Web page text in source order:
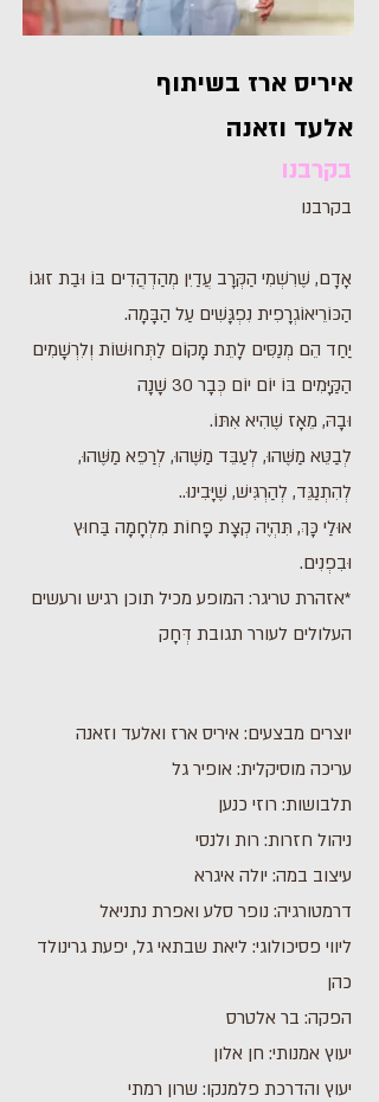
איריס ארז בשיתוף
אלעד וזאנה
בקרבנו
בקרבנו
אָדָם, שֶׁרִשְׁמִי הַקְּרָב עֲדַיִן מְהַדְהֲדִים בּוֹ וּבַת זוּגוֹ
הַכּוֹרֵיאוֹגְרָפִית נִפְגָּשִׁים עַל הַבָּמָה.
יַחַד הֵם מְנַסִּים לָתֵת מָקוֹם לַתְּחוּשׁוֹת וְלִרְשָׁמִים
הַקַּיָּמִים בּוֹ יוֹם יוֹם כְּבָר 30 שָׁנָה
וּבָהּ, מֵאָז שֶׁהִיא אִתּוֹ.
לְבַטֵּא מַשֶּׁהוּ, לְעַבֵּד מַשֶּׁהוּ, לְרַפֵּא מַשֶּׁהוּ,
לְהִתְנַגֵּד, לְהַרְגִּישׁ, שֶׁיָּבִינוּ..
אוּלַי כָּךְ, תִּהְיֶה קְצָת פָּחוֹת מִלְחָמָה בַּחוּץ
וּבִפְנִים.
*אזהרת טריגר: המופע מכיל תוכן רגיש ורעשים
העלולים לעורר תגובת דְּחָק
יוצרים מבצעים: איריס ארז ואלעד וזאנה
עריכה מוסיקלית: אופיר גל
תלבושות: רוזי כנען
ניהול חזרות: רות ולנסי
עיצוב במה: יולה איגרא
דרמטורגיה: נופר סלע ואפרת נתניאל
ליווי פסיכולוגי: ליאת שבתאי גל, יפעת גרינולד
כהן
הפקה: בר אלטרס
יעוץ אמנותי: חן אלון
יעוץ והדרכת פלמנקו: שרון רמתי